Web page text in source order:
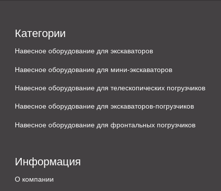
Категории
Навесное оборудование для экскаваторов
Навесное оборудование для мини-экскаваторов
Навесное оборудование для телескопических погрузчиков
Навесное оборудование для экскаваторов-погрузчиков
Навесное оборудование для фронтальных погрузчиков
Информация
О компании